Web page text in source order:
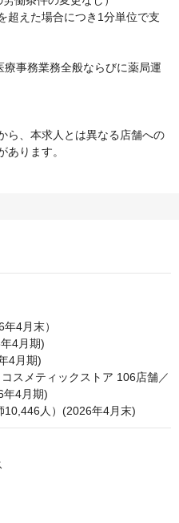
超えた場合につき1分単位で支
事務業務全般ならびに薬局運
ら、本求人とは異なる店舗への
あります。
4月末）
4月期)
4月期)
スメティックストア 106店舗／
年4月期)
10,446人）(2026年4月末)